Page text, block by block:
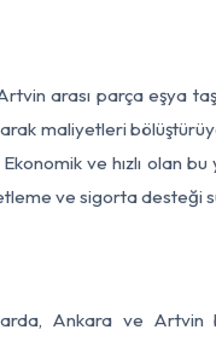
arası parça eşya
maliyetleri
ve hızlı olan
ve sigorta desteği
Ankara ve